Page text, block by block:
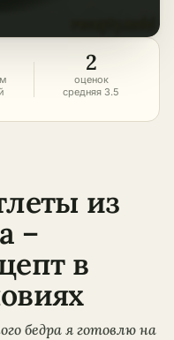
2
оценок
средняя 3.5
из
–
в
бедра я готовлю на